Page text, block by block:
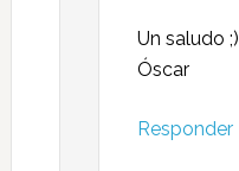
Un saludo ;)
Óscar
Responder